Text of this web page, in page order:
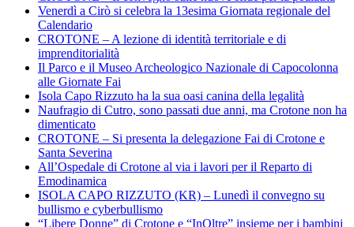
Venerdì a Cirò si celebra la 13esima Giornata regionale del
Calendario
CROTONE – A lezione di identità territoriale e di
imprenditorialità
Il Parco e il Museo Archeologico Nazionale di Capocolonna
alle Giornate Fai
Isola Capo Rizzuto ha la sua oasi canina della legalità
Naufragio di Cutro, sono passati due anni, ma Crotone non ha
dimenticato
CROTONE – Si presenta la delegazione Fai di Crotone e
Santa Severina
All’Ospedale di Crotone al via i lavori per il Reparto di
Emodinamica
ISOLA CAPO RIZZUTO (KR) – Lunedì il convegno su
bullismo e cyberbullismo
“Libere Donne” di Crotone e “InOltre” insieme per i bambini